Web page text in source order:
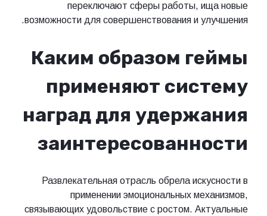
переключают сферы работы, ища новые
возможности для совершенствования и улучшения.
Каким образом геймы
применяют систему
наград для удержания
заинтересованности
Развлекательная отрасль обрела искусности в
применении эмоциональных механизмов,
связывающих удовольствие с ростом. Актуальные